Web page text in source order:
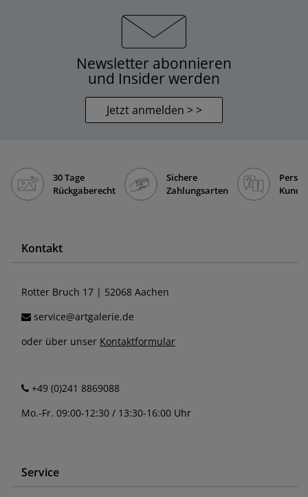
Newsletter abonnieren
und Insider werden
Jetzt anmelden > >
30 Tage
Rückgaberecht
Sichere
Zahlungsarten
Kontakt
Rotter Bruch 17 | 52068 Aachen
service@artgalerie.de
oder über unser Kontaktformular
+49 (0)241 8869088
Mo.-Fr. 09:00-12:30 / 13:30-16:00 Uhr
Service